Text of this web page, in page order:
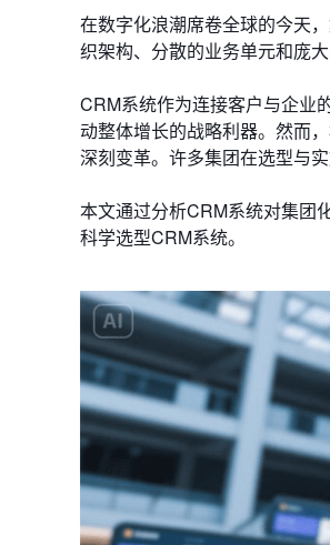
在数字化浪潮席卷全球的今天
织架构、分散的业务单元和庞
CRM系统作为连接客户与企业
动整体增长的战略利器。然而
深刻变革。许多集团在选型与
本文通过分析CRM系统对集团
科学选型CRM系统。